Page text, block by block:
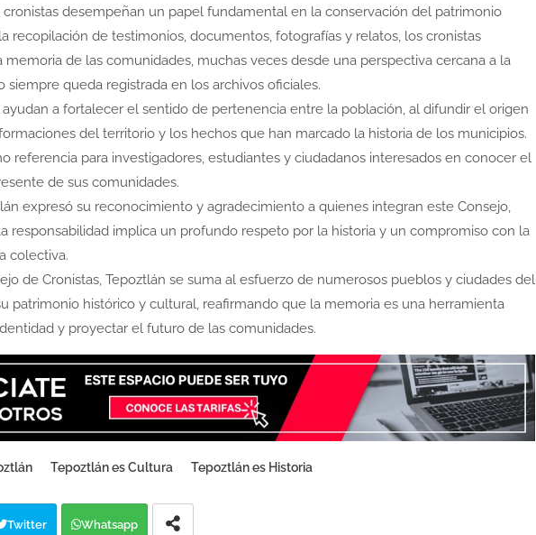
cronistas desempeñan un papel fundamental en la conservación del patrimonio
recopilación de testimonios, documentos, fotografías y relatos, los cronistas
de las comunidades, muchas veces desde una perspectiva cercana a la
siempre queda registrada en los archivos oficiales.
a fortalecer el sentido de pertenencia entre la población, al difundir el origen
del territorio y los hechos que han marcado la historia de los municipios.
referencia para investigadores, estudiantes y ciudadanos interesados en conocer el
de sus comunidades.
expresó su reconocimiento y agradecimiento a quienes integran este Consejo,
responsabilidad implica un profundo respeto por la historia y un compromiso con la
colectiva.
de Cronistas, Tepoztlán se suma al esfuerzo de numerosos pueblos y ciudades del
patrimonio histórico y cultural, reafirmando que la memoria es una herramienta
y proyectar el futuro de las comunidades.
Tepoztlán es Cultura Tepoztlán es Historia
Twitter Whatsapp